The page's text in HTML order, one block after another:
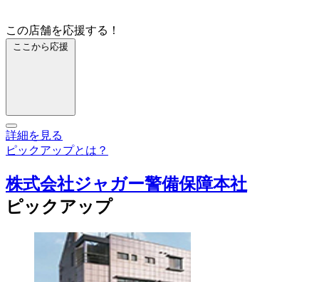
この店舗を応援する！
ここから応援
詳細を見る
ピックアップとは？
株式会社ジャガー警備保障本社
ピックアップ